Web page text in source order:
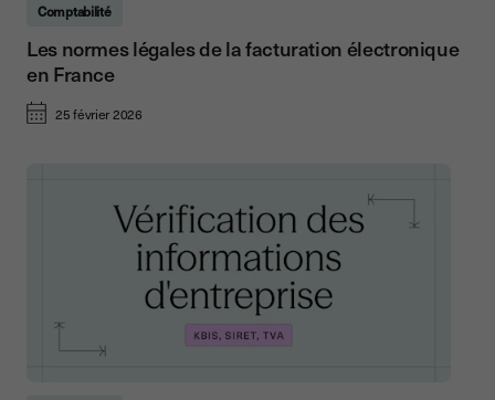
Comptabilité
Les normes légales de la facturation électronique
en France
25 février 2026